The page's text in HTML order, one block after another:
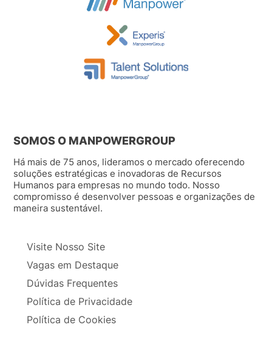
SOMOS O MANPOWERGROUP
Há mais de 75 anos, lideramos o mercado oferecendo
soluções estratégicas e inovadoras de Recursos
Humanos para empresas no mundo todo. Nosso
compromisso é desenvolver pessoas e organizações de
maneira sustentável.
Visite Nosso Site
Vagas em Destaque
Dúvidas Frequentes
Política de Privacidade
Política de Cookies